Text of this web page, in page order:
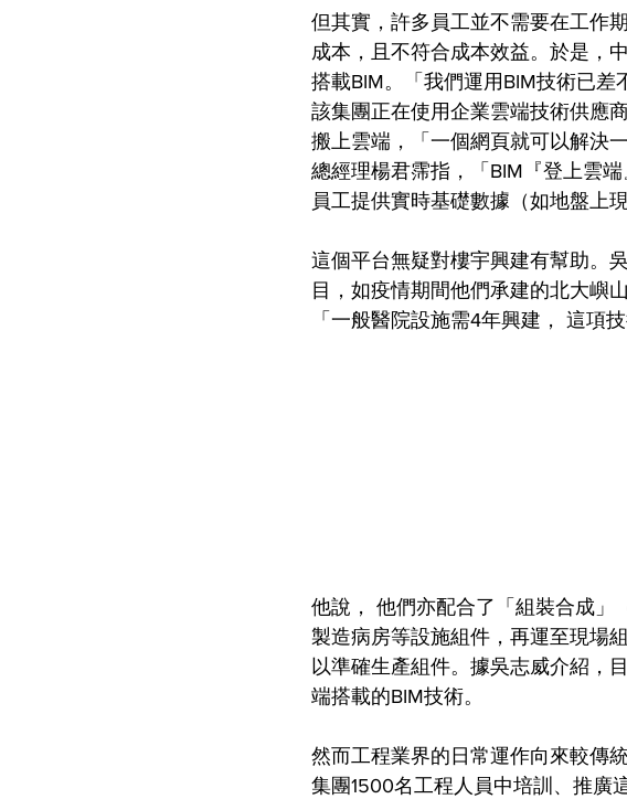
但其實，許多員工並不需要在工作
成本，且不符合成本效益。於是，
搭載BIM。「我們運用BIM技術已差
該集團正在使用企業雲端技術供應
搬上雲端，「一個網頁就可以解決
總經理楊君霈指，「BIM『登上雲
員工提供實時基礎數據（如地盤上
這個平台無疑對樓宇興建有幫助。
目，如疫情期間他們承建的北大嶼
「一般醫院設施需4年興建， 這項
他說， 他們亦配合了「組裝合成」
製造病房等設施組件，再運至現場
以準確生產組件。據吳志威介紹，
端搭載的BIM技術。
然而工程業界的日常運作向來較傳
集團1500名工程人員中培訓、推廣